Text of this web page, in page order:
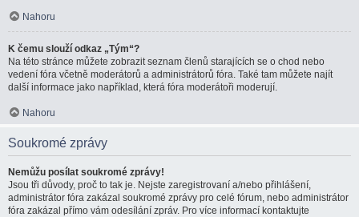
Nahoru
K čemu slouží odkaz „Tým“?
Na této stránce můžete zobrazit seznam členů starajících se o chod nebo
vedení fóra včetně moderátorů a administrátorů fóra. Také tam můžete najít
další informace jako například, která fóra moderátoři moderují.
Nahoru
Soukromé zprávy
Nemůžu posílat soukromé zprávy!
Jsou tři důvody, proč to tak je. Nejste zaregistrovaní a/nebo přihlášení,
administrátor fóra zakázal soukromé zprávy pro celé fórum, nebo administrátor
fóra zakázal přímo vám odesílání zpráv. Pro více informací kontaktujte